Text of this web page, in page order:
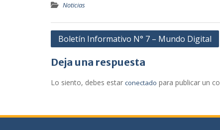
Noticias
Boletín Informativo N° 7 – Mundo Digital
Deja una respuesta
Lo siento, debes estar conectado para publicar un